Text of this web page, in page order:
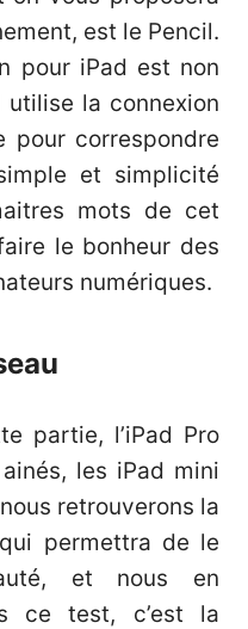
est le Pencil.
pour iPad est non
la connexion
pour correspondre
et simplicité
mots de cet
le bonheur des
numériques.
partie, l’iPad Pro
les iPad mini
retrouverons la
permettra de le
et nous en
ce test, c’est la